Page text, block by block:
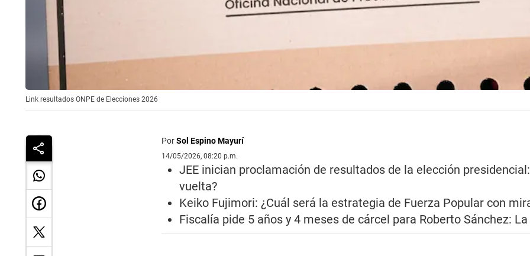
Link resultados ONPE de Elecciones 2026
PorSol Espino Mayurí
14/05/2026, 08:20 p.m.
JEE inician proclamación de resultados de la elección
vuelta?
Keiko Fujimori: ¿Cuál será la estrategia de Fuerza Popular con
Fiscalía pide 5 años y 4 meses de cárcel para Roberto Sánchez: